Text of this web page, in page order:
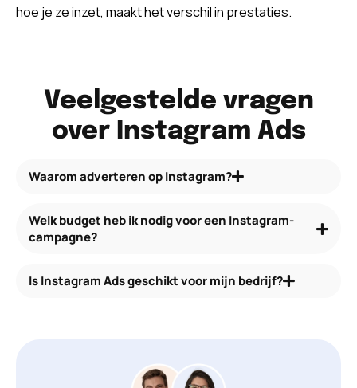
hoe je ze inzet, maakt het verschil in prestaties.
Veelgestelde vragen
over Instagram Ads
Waarom adverteren op Instagram?
Welk budget heb ik nodig voor een Instagram-
campagne?
Is Instagram Ads geschikt voor mijn bedrijf?